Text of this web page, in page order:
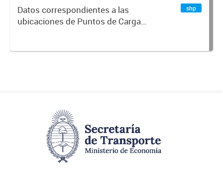
Datos correspondientes a las
ubicaciones de Puntos de Carga
shp